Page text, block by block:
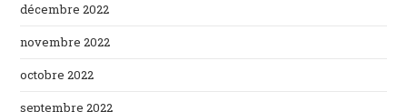
décembre 2022
novembre 2022
octobre 2022
septembre 2022